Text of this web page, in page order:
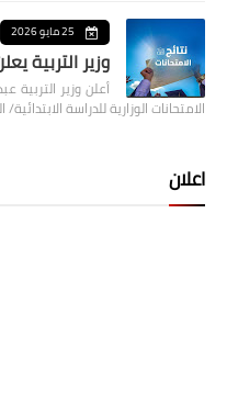
25 مايو 2026
وزير التربية
أعلن وزير التربية
الامتحانات الوزارية للدراسة الابتدائية/
اعلان